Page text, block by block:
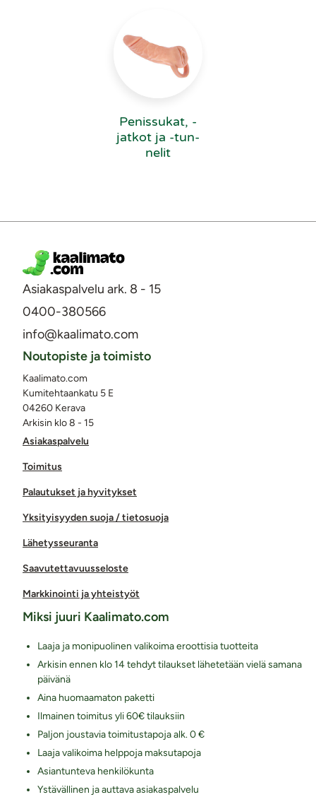
Penissukat, -
jatkot ja -tun­
ne­lit
Asiakaspalvelu ark. 8 - 15
0400-380566
info@kaalimato.com
Asiakaspalvelu
Toimitus
Palautukset ja hyvitykset
Yksityisyyden suoja / tietosuoja
Lähetysseuranta
Saavutettavuusseloste
Markkinointi ja yhteistyöt
Noutopiste ja toimisto
Kaalimato.com
Kumitehtaankatu 5 E
04260 Kerava
Arkisin klo 8 - 15
Miksi juuri Kaalimato.com
Laaja ja monipuolinen valikoima eroottisia tuotteita
Arkisin ennen klo 14 tehdyt tilaukset lähetetään vielä samana
päivänä
Aina huomaamaton paketti
Ilmainen toimitus yli 60€ tilauksiin
Paljon joustavia toimitustapoja alk. 0 €
Laaja valikoima helppoja maksutapoja
Asiantunteva henkilökunta
Ystävällinen ja auttava asiakaspalvelu